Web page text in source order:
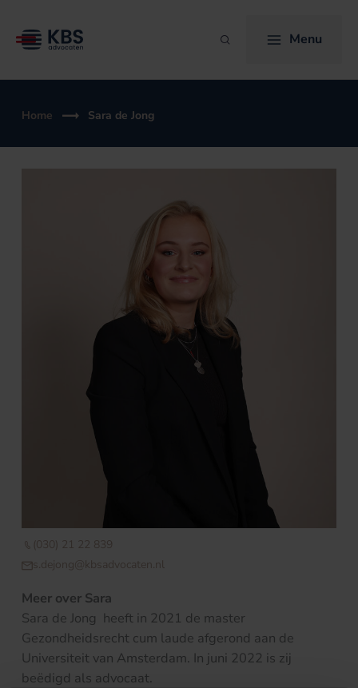
naar
Zoeken Menu
Home Sara de Jong
Meer over Sara
Sara de Jong heeft in 2021 de master
Gezondheidsrecht cum laude afgerond aan de
Universiteit van Amsterdam. In juni 2022 is zij
beëdigd als advocaat.
(030) 21 22 839
s.dejong@kbsadvocaten.nl